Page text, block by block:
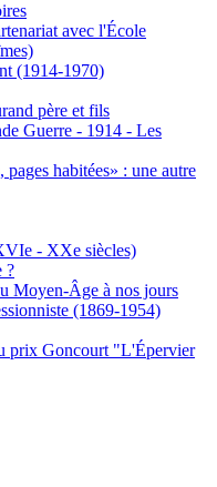
avec l'École
(1914-1970)
père et fils
Guerre - 1914 - Les
habitées» : une autre
- XXe siècles)
?
Moyen-Âge à nos jours
(1869-1954)
prix Goncourt "L'Épervier